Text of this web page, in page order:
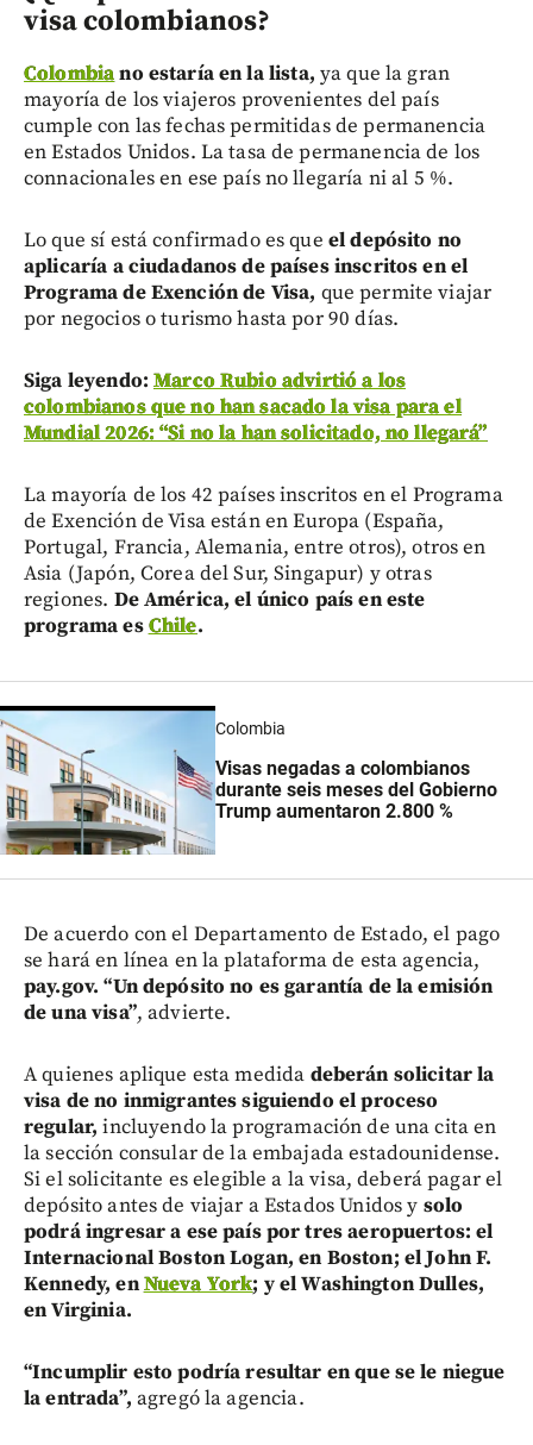
visa colombianos?
Colombiano estaría en la lista, ya que la gran
mayoría de los viajeros provenientes del país
cumple con las fechas permitidas de permanencia
en Estados Unidos. La tasa de permanencia de los
connacionales en ese país no llegaría ni al 5 %.
Lo que sí está confirmado es que el depósito no
aplicaría a ciudadanos de países inscritos en el
Programa de Exención de Visa, que permite viajar
por negocios o turismo hasta por 90 días.
Siga leyendo:Marco Rubio advirtió a los
colombianos que no han sacado la visa para el
Mundial 2026: “Si no la han solicitado, no llegará”
La mayoría de los 42 países inscritos en el Programa
de Exención de Visaestán en Europa (España,
Portugal, Francia, Alemania, entre otros), otros en
Asia (Japón, Corea del Sur, Singapur) y otras
regiones. De América, el único país en este
programa esChile.
Colombia
Visas negadas a colombianos
durante seis meses del Gobierno
Trump aumentaron 2.800 %
De acuerdo con el Departamento de Estado, el pago
se hará en línea en la plataforma de esta agencia,
pay.gov. “Un depósito no es garantía de la emisión
de una visa”, advierte.
A quienes aplique esta medida deberán solicitar la
visa de no inmigrantes siguiendo el proceso
regular, incluyendo la programación de una cita en
la sección consular de la embajada estadounidense.
Si el solicitante es elegible a la visa, deberá pagar el
depósito antes de viajar a Estados Unidos y solo
podrá ingresar a ese país por tres aeropuertos: el
Internacional Boston Logan, en Boston; el John F.
Kennedy, enNueva York; y el Washington Dulles,
en Virginia.
“Incumplir esto podría resultar en que se le niegue
la entrada”, agregó la agencia.